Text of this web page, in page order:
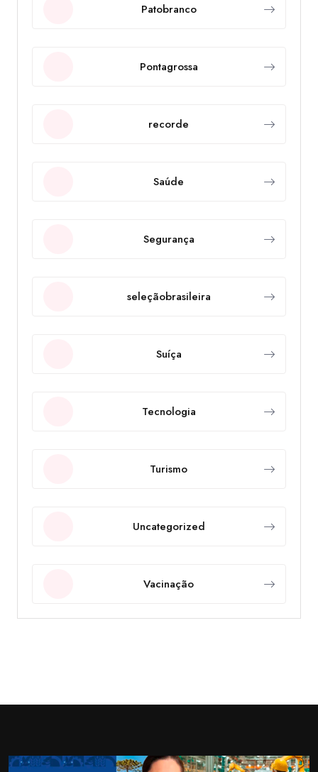
Patobranco
Pontagrossa
recorde
Saúde
Segurança
seleçãobrasileira
Suíça
Tecnologia
Turismo
Uncategorized
Vacinação